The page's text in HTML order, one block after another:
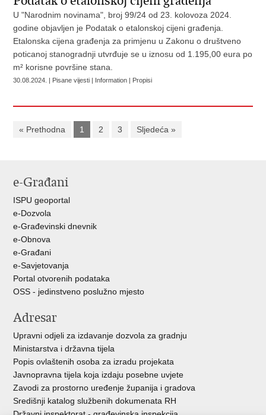
U "Narodnim novinama", broj 99/24 od 23. kolovoza 2024.
godine objavljen je Podatak o etalonskoj cijeni građenja.
Etalonska cijena građenja za primjenu u Zakonu o društveno
poticanoj stanogradnji utvrđuje se u iznosu od 1.195,00 eura po
m² korisne površine stana.
30.08.2024. | Pisane vijesti | Information | Propisi
« Prethodna 1 2 3 Sljedeća »
e-Građani
ISPU geoportal
e-Dozvola
e-Građevinski dnevnik
e-Obnova
e-Građani
e-Savjetovanja
Portal otvorenih podataka
OSS - jedinstveno poslužno mjesto
Adresar
Upravni odjeli za izdavanje dozvola za gradnju
Ministarstva i državna tijela
Popis ovlaštenih osoba za izradu projekata
Javnopravna tijela koja izdaju posebne uvjete
Zavodi za prostorno uređenje županija i gradova
Središnji katalog službenih dokumenata RH